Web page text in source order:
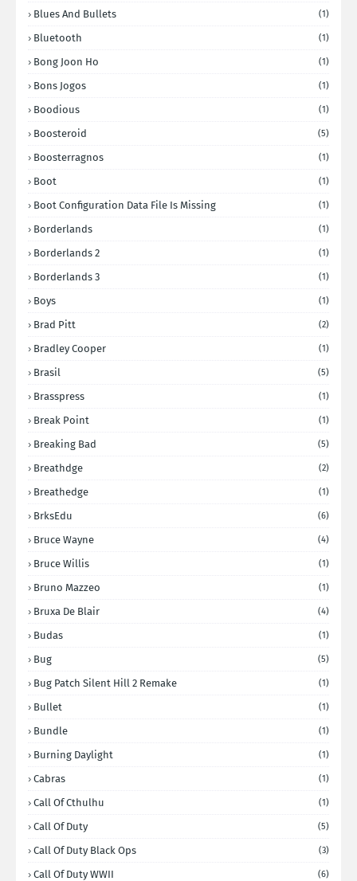
Blues And Bullets (1)
Bluetooth (1)
Bong Joon Ho (1)
Bons Jogos (1)
Boodious (1)
Boosteroid (5)
Boosterragnos (1)
Boot (1)
Boot Configuration Data File Is Missing (1)
Borderlands (1)
Borderlands 2 (1)
Borderlands 3 (1)
Boys (1)
Brad Pitt (2)
Bradley Cooper (1)
Brasil (5)
Brasspress (1)
Break Point (1)
Breaking Bad (5)
Breathdge (2)
Breathedge (1)
BrksEdu (6)
Bruce Wayne (4)
Bruce Willis (1)
Bruno Mazzeo (1)
Bruxa De Blair (4)
Budas (1)
Bug (5)
Bug Patch Silent Hill 2 Remake (1)
Bullet (1)
Bundle (1)
Burning Daylight (1)
Cabras (1)
Call Of Cthulhu (1)
Call Of Duty (5)
Call Of Duty Black Ops (3)
Call Of Duty WWII (6)